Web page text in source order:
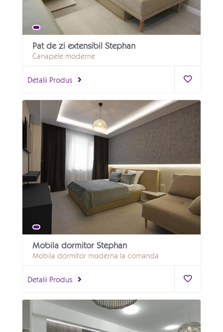
Pat de zi extensibil Stephan
Canapele moderne
Detalii Produs
Mobila dormitor Stephan
Mobila dormitor moderna la comanda
Detalii Produs